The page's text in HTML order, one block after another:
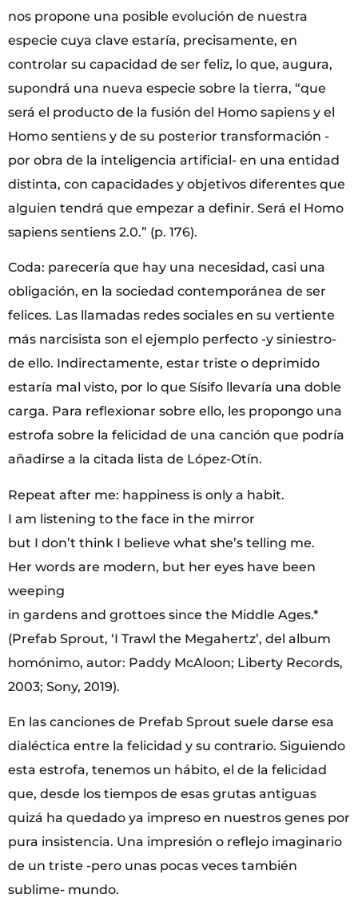
nos propone una posible evolución de nuestra
especie cuya clave estaría, precisamente, en
controlar su capacidad de ser feliz, lo que, augura,
supondrá una nueva especie sobre la tierra, “que
será el producto de la fusión del Homo sapiens y el
Homo sentiens y de su posterior transformación -
por obra de la inteligencia artificial- en una entidad
distinta, con capacidades y objetivos diferentes que
alguien tendrá que empezar a definir. Será el Homo
sapiens sentiens 2.0.” (p. 176).
Coda: parecería que hay una necesidad, casi una
obligación, en la sociedad contemporánea de ser
felices. Las llamadas redes sociales en su vertiente
más narcisista son el ejemplo perfecto -y siniestro-
de ello. Indirectamente, estar triste o deprimido
estaría mal visto, por lo que Sísifo llevaría una doble
carga. Para reflexionar sobre ello, les propongo una
estrofa sobre la felicidad de una canción que podría
añadirse a la citada lista de López-Otín.
Repeat after me: happiness is only a habit.
I am listening to the face in the mirror
but I don’t think I believe what she’s telling me.
Her words are modern, but her eyes have been
weeping
in gardens and grottoes since the Middle Ages.*
(Prefab Sprout, ‘I Trawl the Megahertz’, del album
homónimo, autor: Paddy McAloon; Liberty Records,
2003; Sony, 2019).
En las canciones de Prefab Sprout suele darse esa
dialéctica entre la felicidad y su contrario. Siguiendo
esta estrofa, tenemos un hábito, el de la felicidad
que, desde los tiempos de esas grutas antiguas
quizá ha quedado ya impreso en nuestros genes por
pura insistencia. Una impresión o reflejo imaginario
de un triste -pero unas pocas veces también
sublime- mundo.